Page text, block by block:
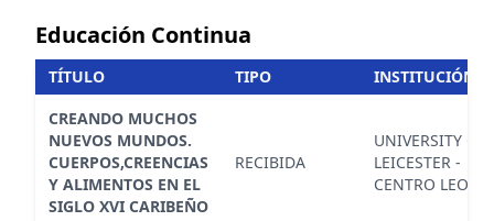
Educación Continua
TÍTULO TIPO
INSTITUCIÓN
CREANDO MUCHOS
NUEVOS MUNDOS.
CUERPOS,CREENCIAS
Y ALIMENTOS EN EL
SIGLO XVI CARIBEÑO
RECIBIDA
UNIVERSITY OF
LEICESTER -
CENTRO LEON